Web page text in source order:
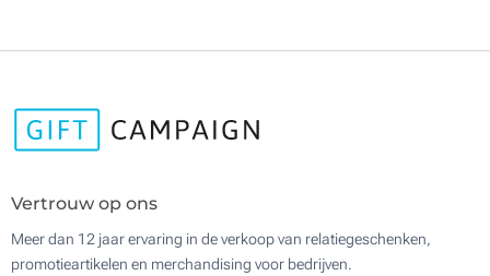
Vertrouw op ons
Meer dan 12 jaar ervaring in de verkoop van relatiegeschenken,
promotieartikelen en merchandising voor bedrijven.